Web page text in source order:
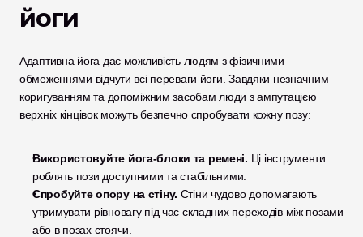
йоги
Адаптивна йога дає можливість людям з фізичними
обмеженнями відчути всі переваги йоги. Завдяки незначним
коригуванням та допоміжним засобам люди з ампутацією
верхніх кінцівок можуть безпечно спробувати кожну позу:
Використовуйте йога-блоки та ремені. Ці інструменти
роблять пози доступними та стабільними.
Спробуйте опору на стіну. Стіни чудово допомагають
утримувати рівновагу під час складних переходів між позами
або в позах стоячи.